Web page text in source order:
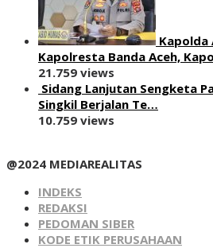
Kapolda
Kapolresta Banda Aceh,
21.759 views
Sidang Lanjutan Sengketa
Singkil Berjalan Te…
10.759 views
@2024 MEDIAREALITAS
INDEKS
REDAKSI
PEDOMAN SIBER
KODE ETIK PERUSAHAAN